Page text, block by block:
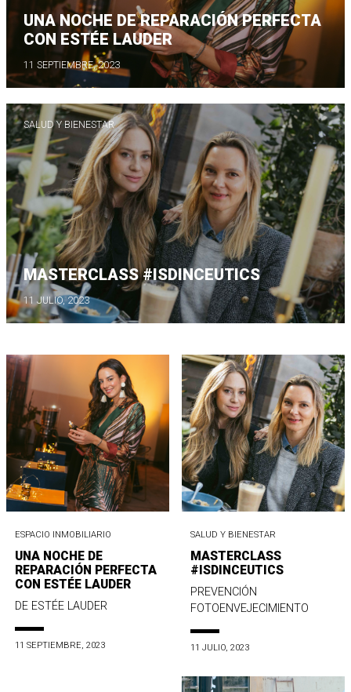
UNA NOCHE DE REPARACIÓN PERFECTA
CON ESTÉE LAUDER
11 SEPTIEMBRE, 2023
SALUD Y BIENESTAR
MASTERCLASS #ISDINCEUTICS
11 JULIO, 2023
ESPACIO INMOBILIARIO
UNA NOCHE DE
REPARACIÓN PERFECTA
CON ESTÉE LAUDER
DE ESTÉE LAUDER
11 SEPTIEMBRE, 2023
SALUD Y BIENESTAR
MASTERCLASS
#ISDINCEUTICS
PREVENCIÓN
FOTOENVEJECIMIENTO
11 JULIO, 2023